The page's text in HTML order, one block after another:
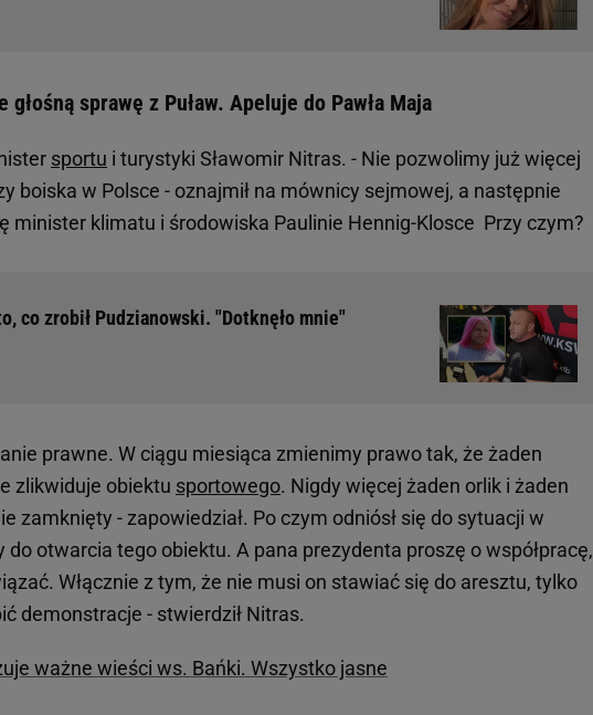
sprawę z Puław. Apeluje do Pawła Maja
sportu i turystyki Sławomir Nitras. - Nie pozwolimy już więcej
boiska w Polsce - oznajmił na mównicy sejmowej, a następnie
minister klimatu i środowiska Paulinie Hennig-Klosce Przy czym?
co zrobił Pudzianowski. "Dotknęło mnie"
prawne. W ciągu miesiąca zmienimy prawo tak, że żaden
zlikwiduje obiektu sportowego. Nigdy więcej żaden orlik i żaden
zamknięty - zapowiedział. Po czym odniósł się do sytuacji w
do otwarcia tego obiektu. A pana prezydenta proszę o współpracę,
Włącznie z tym, że nie musi on stawiać się do aresztu, tylko
demonstracje - stwierdził Nitras.
ważne wieści ws. Bańki. Wszystko jasne